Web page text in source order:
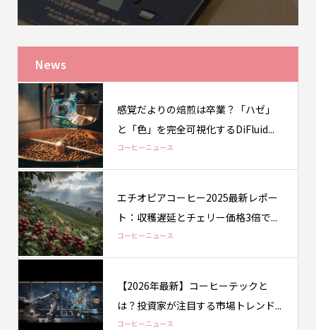
News
感覚だよりの焙煎は卒業？「ハゼ」
と「色」を完全可視化するDiFluid...
コーヒーニュース
エチオピアコーヒー2025最新レポー
ト：収穫遅延とチェリー価格3倍で...
コーヒーニュース
【2026年最新】コーヒーテックと
は？投資家が注目する市場トレンド...
コーヒーニュース